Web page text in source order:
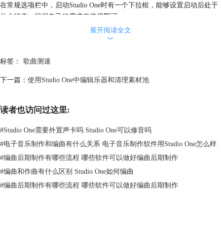
在常规选项栏中，启动Studio One时有一个下拉框，能够设置启动后处于
什么状态。根据自己的需求来选择即可。
图2：常规操作界面
音频的保存位置的更改点击位置按钮即可选择路径。
第二步：设置音频效果。音频的设置在使用Studio One前是重中之重的一
步。点击音频设置按钮，如果你有插入声卡要在音频设备中下拉菜单点击
展开阅读全文
︾
标签： 歌曲测速
下一篇： 使用Studio One中编辑乐器和清理素材池
读者也访问过这里:
#Studio One需要外置声卡吗 Studio One可以修音吗
#电子音乐制作和编曲有什么关系 电子音乐制作软件用Studio One怎么样
#编曲后期制作有哪些流程 哪些软件可以做好编曲后期制作
#编曲和作曲有什么区别 Studio One如何编曲
#编曲后期制作有哪些流程 哪些软件可以做好编曲后期制作